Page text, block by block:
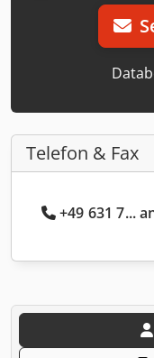
Telefon & Fax
+49 631 7...